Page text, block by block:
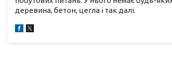
деревина, бетон, цегла і так далі.